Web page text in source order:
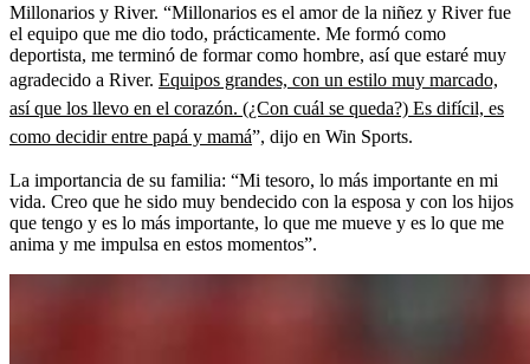
Millonarios y River. “Millonarios es el amor de la niñez y River fue
el equipo que me dio todo, prácticamente. Me formó como
deportista, me terminó de formar como hombre, así que estaré muy
agradecido a River. Equipos grandes, con un estilo muy marcado,
así que los llevo en el corazón. (¿Con cuál se queda?) Es difícil, es
como decidir entre papá y mamá”, dijo en Win Sports.
La importancia de su familia: “Mi tesoro, lo más importante en mi
vida. Creo que he sido muy bendecido con la esposa y con los hijos
que tengo y es lo más importante, lo que me mueve y es lo que me
anima y me impulsa en estos momentos”.